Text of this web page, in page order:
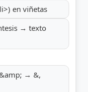
en viñetas
→ texto
→ &,